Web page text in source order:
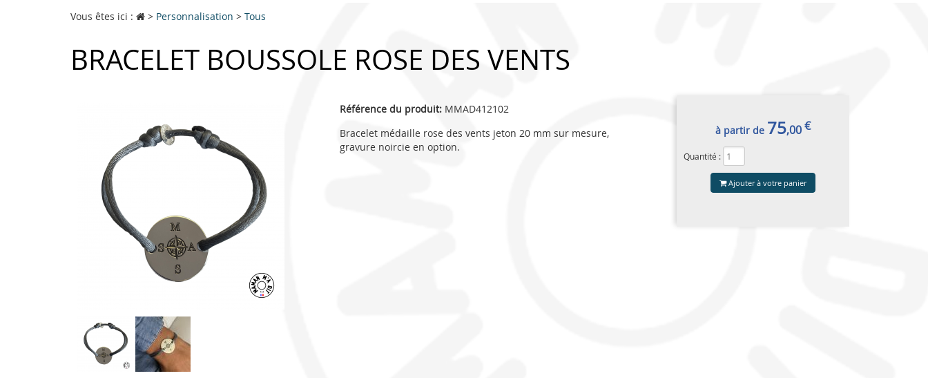
Vous êtes ici : > Personnalisation > Tous
BRACELET BOUSSOLE ROSE DES VENTS
Référence du produit: MMAD412102
Bracelet médaille rose des vents jeton 20 mm sur mesure,
gravure noircie en option.
à partir de 75,00 €
Quantité :
Ajouter à votre panier